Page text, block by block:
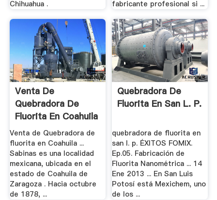
Chihuahua .
fabricante profesional si ...
Venta De
Quebradora De
Fluorita En Coahuila
- .
Venta de Quebradora de
fluorita en Coahuila ...
Sabinas es una localidad
mexicana, ubicada en el
estado de Coahuila de
Zaragoza . Hacia octubre
de 1878, ...
Quebradora De
Fluorita En San L. P.
quebradora de fluorita en
san l. p. ÉXITOS FOMIX.
Ep.05. Fabricación de
Fluorita Nanométrica ... 14
Ene 2013 ... En San Luis
Potosí está Mexichem, uno
de los ...